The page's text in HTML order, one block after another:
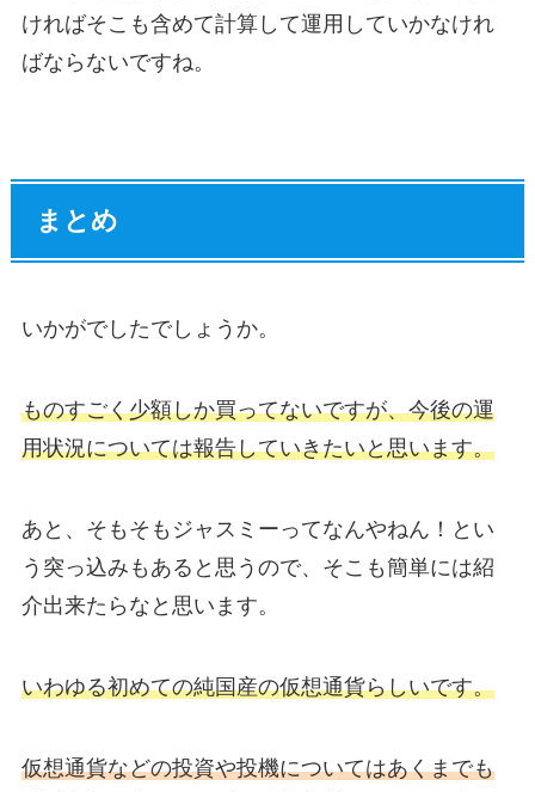
ければそこも含めて計算して運用していかなけれ
ばならないですね。
まとめ
いかがでしたでしょうか。
ものすごく少額しか買ってないですが、今後の運
用状況については報告していきたいと思います。
あと、そもそもジャスミーってなんやねん！とい
う突っ込みもあると思うので、そこも簡単には紹
介出来たらなと思います。
いわゆる初めての純国産の仮想通貨らしいです。
仮想通貨などの投資や投機についてはあくまでも